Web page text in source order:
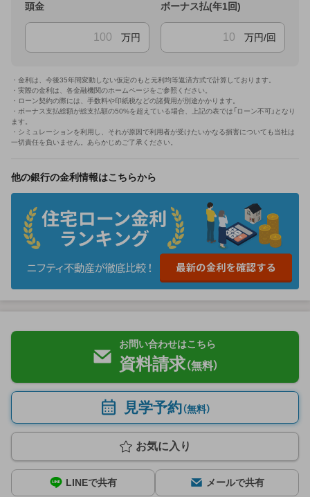
頭金
万円
ボーナス払(年1回)
万円/回
・金利は、今後35年間変動しない仮定のもと元利均等返済方式で計算しております。
・実際の金利は、各金融機関のホームページをご参照ください。
・ローン契約の際には、手数料や印紙税などの諸費用が別途かかります。
・ボーナス支払総額が総支払額の50%を超えている場合、上記の表では「ローン不可」となり
ます。
・シミュレーションを利用し、それが原因で利用者が受けたいかなる損害についても当社は
一切責任を負いません。あらかじめご了承ください。
他の銀行の金利情報はこちらから
お問い合わせはこちら
資料請求（無料）
見学予約（無料）
お気に入り
LINEで共有 メールで共有